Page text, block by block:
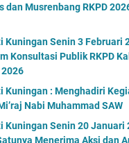
dan Musrenbang RKPD
Kuningan Senin 3 Februari
Konsultasi Publik RKPD
Kuningan : Menghadiri
Nabi Muhammad SAW
Kuningan Senin 20 Januari
Menerima Aksi dan